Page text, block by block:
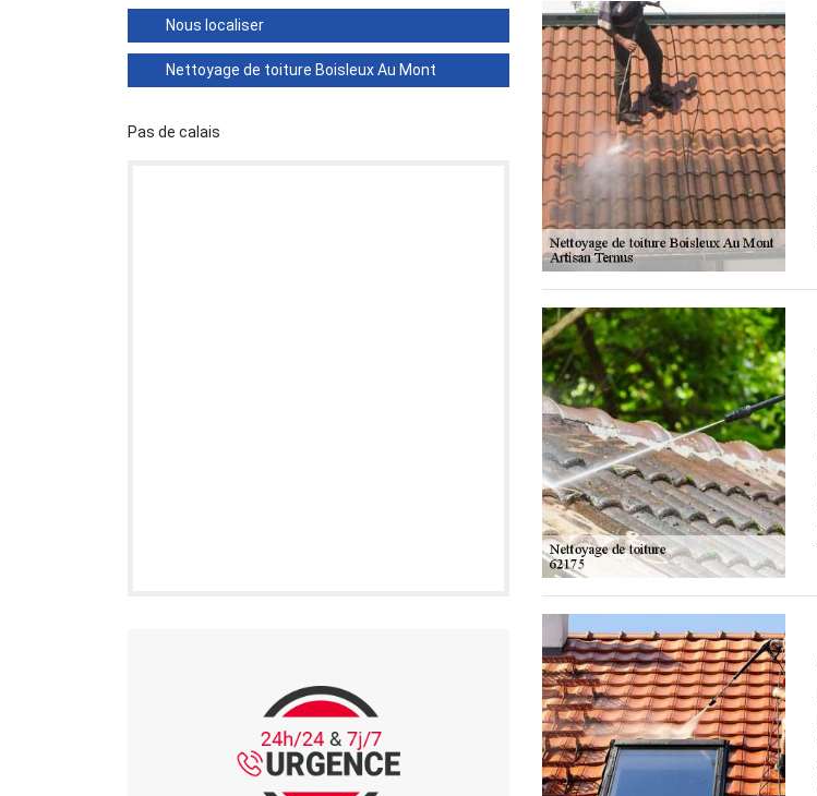
Nous localiser
Nettoyage de toiture Boisleux Au Mont
Pas de calais